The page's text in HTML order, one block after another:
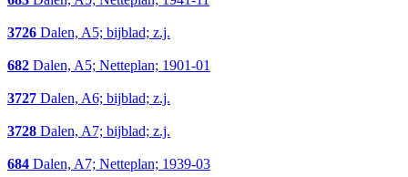
3726 Dalen, A5; bijblad; z.j.
682 Dalen, A5; Netteplan; 1901-01
3727 Dalen, A6; bijblad; z.j.
3728 Dalen, A7; bijblad; z.j.
684 Dalen, A7; Netteplan; 1939-03